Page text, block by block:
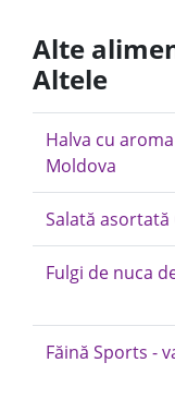
Alte
Altele
Halva cu
Moldova
Salată
Fulgi de nuca
Făină Sports -